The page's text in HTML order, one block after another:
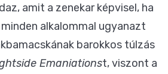
amit a zenekar képvisel, ha
alkalommal ugyanazt
barokkos túlzás
Emaniationst, viszont a